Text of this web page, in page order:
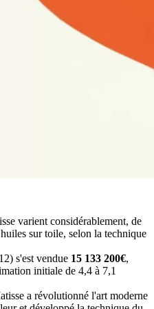
varient considérablement, de
sur toile, selon la technique
s'est vendue 15 133 200€,
initiale de 4,4 à 7,1
a révolutionné l'art moderne